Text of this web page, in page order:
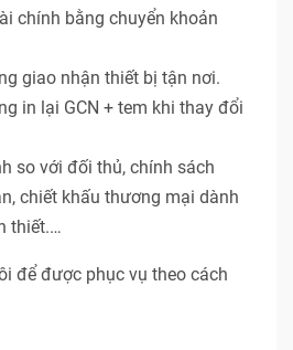
chính bằng chuyển khoản
giao nhận thiết bị tận nơi.
in lại GCN + tem khi thay đổi
so với đối thủ, chính sách
chiết khấu thương mại dành
thiết.…
để được phục vụ theo cách